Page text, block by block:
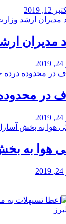
12, 2019
مدیران
در
هوا به